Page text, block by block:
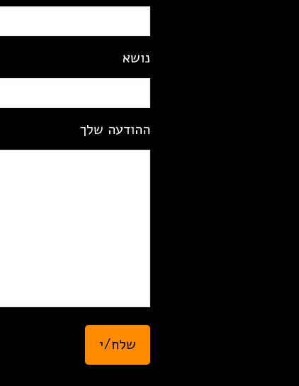
נושא
ההודעה שלך